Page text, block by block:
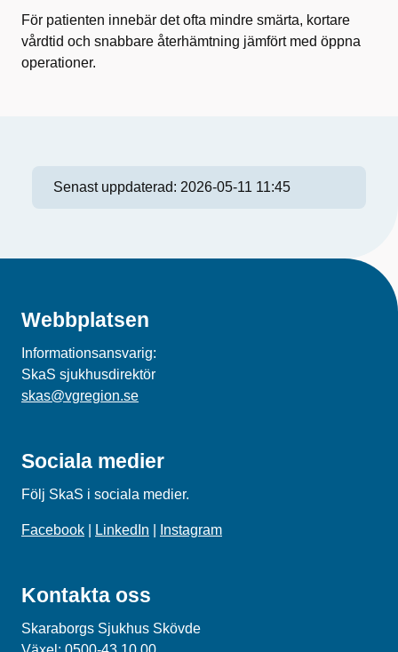
För patienten innebär det ofta mindre smärta, kortare
vårdtid och snabbare återhämtning jämfört med öppna
operationer.
Senast uppdaterad: 2026-05-11 11:45
Webbplatsen
Informationsansvarig:
SkaS sjukhusdirektör
skas@vgregion.se
Sociala medier
Följ SkaS i sociala medier.
Facebook LinkedIn Instagram
Kontakta oss
Skaraborgs Sjukhus Skövde